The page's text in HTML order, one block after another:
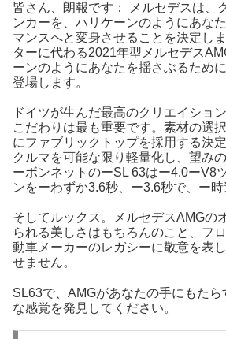
皆さん、朗報です： メルセデスは、
ンカーを、ハリケーンのようにあな
マンスへと変身させることを決定し
ターに代わる2021年型メルセデス
ーンのようにあなたを揺さぶるため
登場します。
ドイツが生んだ最高のクリエイショ
こだわりは最も重要です。素材の選
にファブリックトップを採用する決
クルマを可能な限り軽量化し、望み
ーボンネットのーSL 63はー4.0ーV8
ンをーわずか3.6秒、ー3.6秒で、ー時
そしてルックス。メルセデスAMGの
られる美しさはもちろんのこと、フ
動車メーカーのレガシーに敬意を表
せません。
SL63で、AMGがあなたの手にもた
な感覚を発見してください。